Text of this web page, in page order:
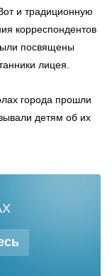
и традиционную
корреспондентов
посвящены
лицея.
города прошли
детям об их